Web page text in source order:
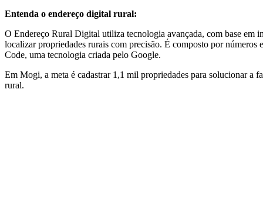
Entenda o endereço digital rural:
O Endereço Rural Digital utiliza tecnologia avançada, com base em
localizar propriedades rurais com precisão. É composto por números
Code, uma tecnologia criada pelo Google.
Em Mogi, a meta é cadastrar 1,1 mil propriedades para solucionar a
rural.